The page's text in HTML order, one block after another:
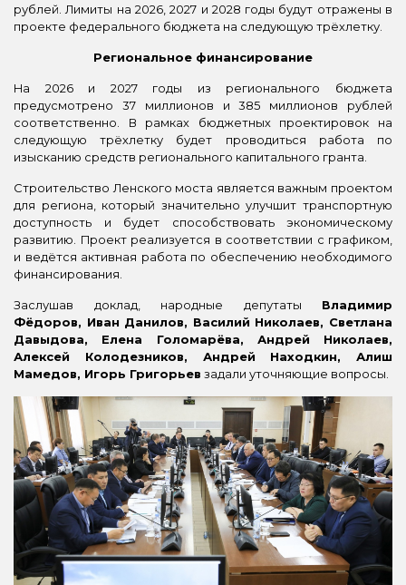
рублей. Лимиты на 2026, 2027 и 2028 годы будут отражены в
проекте федерального бюджета на следующую трёхлетку.
Региональное финансирование
На 2026 и 2027 годы из регионального бюджета
предусмотрено 37 миллионов и 385 миллионов рублей
соответственно. В рамках бюджетных проектировок на
следующую трёхлетку будет проводиться работа по
изысканию средств регионального капитального гранта.
Строительство Ленского моста является важным проектом
для региона, который значительно улучшит транспортную
доступность и будет способствовать экономическому
развитию. Проект реализуется в соответствии с графиком,
и ведётся активная работа по обеспечению необходимого
финансирования.
Заслушав доклад, народные депутаты Владимир
Фёдоров, Иван Данилов, Василий Николаев, Светлана
Давыдова, Елена Голомарёва, Андрей Николаев,
Алексей Колодезников, Андрей Находкин, Алиш
Мамедов, Игорь Григорьев задали уточняющие вопросы.